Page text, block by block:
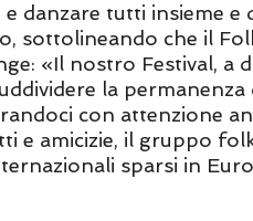
danzare tutti insieme
sottolineando che il
«Il nostro Festival, a
la
con attenzione
e amicizie, il gruppo
sparsi in